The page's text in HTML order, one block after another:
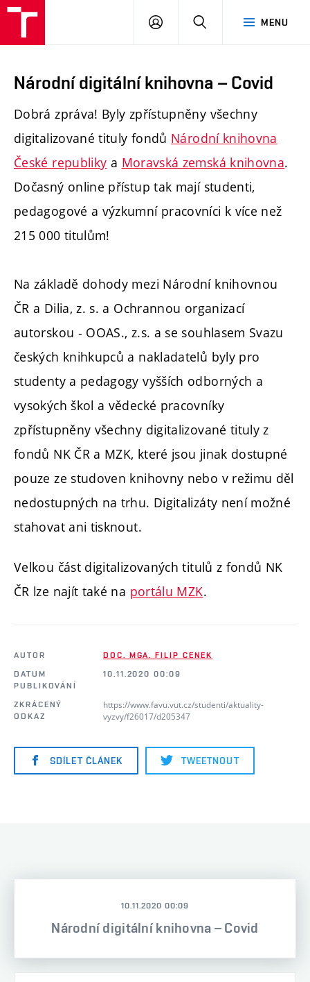
MENU
PŘIHLÁSIT
Národní digitální knihovna – Covid
Dobrá zpráva! Byly zpřístupněny všechny
digitalizované tituly fondů Národní knihovna
České republiky a Moravská zemská knihovna.
Dočasný online přístup tak mají studenti,
pedagogové a výzkumní pracovníci k více než
215 000 titulům!
Na základě dohody mezi Národní knihovnou
ČR a Dilia, z. s. a Ochrannou organizací
autorskou - OOAS., z.s. a se souhlasem Svazu
českých knihkupců a nakladatelů byly pro
studenty a pedagogy vyšších odborných a
vysokých škol a vědecké pracovníky
zpřístupněny všechny digitalizované tituly z
fondů NK ČR a MZK, které jsou jinak dostupné
pouze ze studoven knihovny nebo v režimu děl
nedostupných na trhu. Digitalizáty není možné
stahovat ani tisknout.
Velkou část digitalizovaných titulů z fondů NK
ČR lze najít také na portálu MZK.
AUTOR
DOC. MGA. FILIP CENEK
DATUM
PUBLIKOVÁNÍ
10.11.2020 00:09
ZKRÁCENÝ
ODKAZ
https://www.favu.vut.cz/studenti/aktuality-
vyzvy/f26017/d205347
SDÍLET ČLÁNEK TWEETNOUT
10.11.2020 00:09
Národní digitální knihovna – Covid